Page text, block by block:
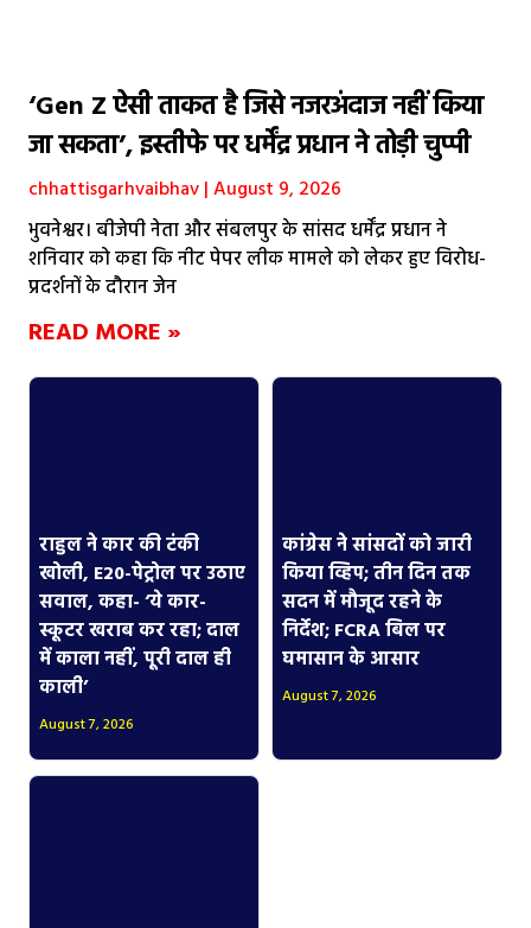
‘Gen Z ऐसी ताकत है जिसे नजरअंदाज नहीं किया
जा सकता’, इस्तीफे पर धर्मेंद्र प्रधान ने तोड़ी चुप्पी
chhattisgarhvaibhav August 9, 2026
भुवनेश्वर। बीजेपी नेता और संबलपुर के सांसद धर्मेंद्र प्रधान ने
शनिवार को कहा कि नीट पेपर लीक मामले को लेकर हुए विरोध-
प्रदर्शनों के दौरान जेन
READ MORE »
राहुल ने कार की टंकी
खोली, E20-पेट्रोल पर उठाए
सवाल, कहा- ‘ये कार-
स्कूटर खराब कर रहा; दाल
में काला नहीं, पूरी दाल ही
काली’
August 7, 2026
कांग्रेस ने सांसदों को जारी
किया व्हिप; तीन दिन तक
सदन में मौजूद रहने के
निर्देश; FCRA बिल पर
घमासान के आसार
August 7, 2026